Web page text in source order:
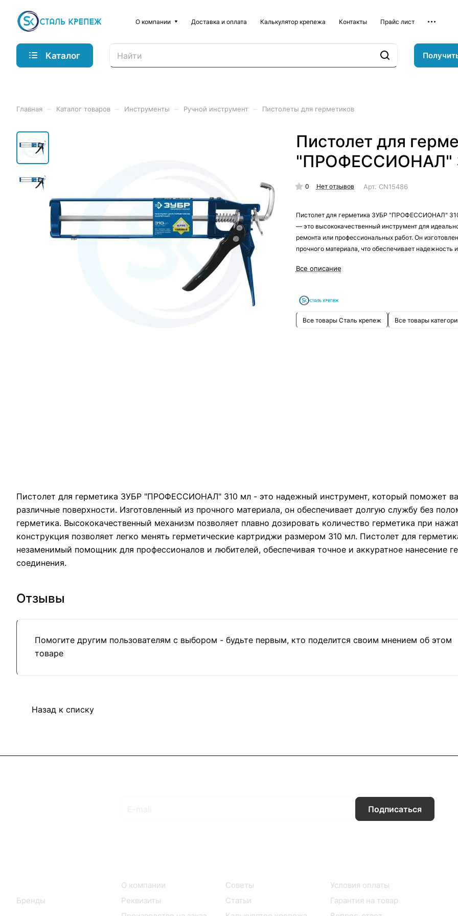
О компании Доставка и оплата Калькулятор крепежа Контакты Прайс лист
Каталог
Главная Каталог товаров Инструменты Ручной инструмент Пистолеты для герметиков
Пистолет для
"ПРОФЕССИОНАЛ"
0 Нет отзывов Арт. CN15486
Пистолет для герметика ЗУБР "ПРОФЕССИОНАЛ"
— это высококачественный инструмент для
ремонта или профессиональных работ. Он
прочного материала, что обеспечивает надежность и
Пистолет для герметика ЗУБР "ПРОФЕССИОНАЛ" 310
ремонтных работах и других задачах, где требуется
точность и высокая работоспособность.
Все описание
Все товары Сталь крепеж Все товары
Пистолет для герметика ЗУБР "ПРОФЕССИОНАЛ" 310 мл - это надежный инструмент, который поможет
различные поверхности. Изготовленный из прочного материала, он обеспечивает долгую службу без
герметика. Высококачественный механизм позволяет плавно дозировать количество герметика при
конструкция позволяет легко менять герметические картриджи размером 310 мл. Пистолет для
незаменимый помощник для профессионалов и любителей, обеспечивая точное и аккуратное нанесение
соединения.
Отзывы
Помогите другим пользователям с выбором - будьте первым, кто поделится своим мнением об этом
товаре
Назад к списку
Подписаться
Бренды
О компании
Реквизиты
Советы
Статьи
Условия оплаты
Гарантия на товар